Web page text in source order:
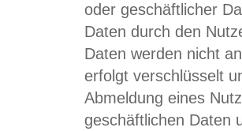
oder geschäftlicher
Daten durch den
Daten werden nicht
erfolgt verschlüsselt
Abmeldung eines
geschäftlichen Daten